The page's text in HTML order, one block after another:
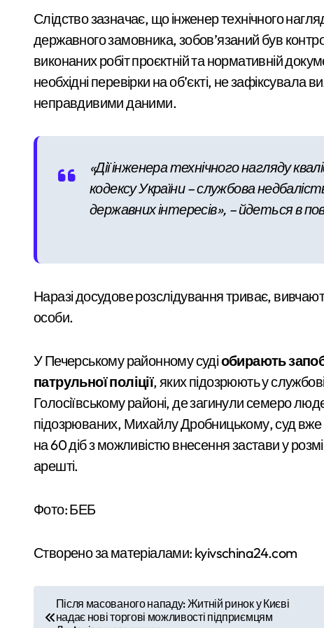
У Києві через суд повернули громаді
У липні в лікарнях Київщини
Суд у Києві розгляне справу
Кібербезпека для підприємців: поради
Рятувальники Київщини борються з
Схема нелегального вивезення
В Київському Святошинському районі
У Києві посадовицю ШЕУ Дарницького
Стрілянина в київському дворі:
У Києві дітям військових
Київ без мобільних укриттів: як пів
Київський «рішала» 23 років,
Слідство зазначає, що інженер технічного
державного замовника, зобов’язаний був
виконаних робіт проєктній та нормативній
необхідні перевірки на об’єкті, не зафіксувала
неправдивими даними.
«Дії інженера технічного нагляду
кодексу України – службова
державних інтересів», – йдеться в
Наразі досудове розслідування триває,
особи.
У Печерському районному судіобирають
патрульної поліції, яких підозрюють у
Голосіївському районі, де загинули семеро
підозрюваних, Михайлу Дробницькому, суд
на 60 діб з можливістю внесення застави у
арешті.
Фото: БЕБ
Створено за матеріалами: kyivschina24.com
Після масованого нападу: Житній ринок у Києві
надає нові торгові можливості підприємцям
пологів: у Києві
розкрили незаконну
схему сурогатного
материнства для
іноземців